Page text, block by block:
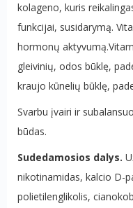
kolageno, kuris
funkcijai, susidarymą.
hormonų
gleivinių, odos būklę,
kraujo kūnelių būklę,
Svarbu įvairi ir
būdas.
Sudedamosios dalys.
nikotinamidas, kalcio D-
polietilenglikolis,